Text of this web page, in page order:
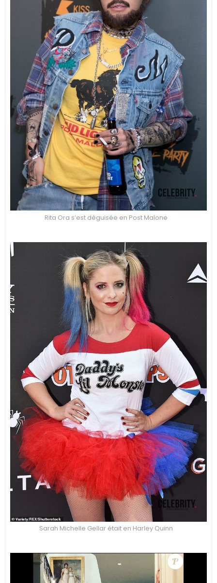
Rita Ora s’est déguisée en Post Malone
Sarah Michelle Gellar était en Harley Quinn